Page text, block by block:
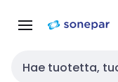
navigointiinsisältöön
Haku